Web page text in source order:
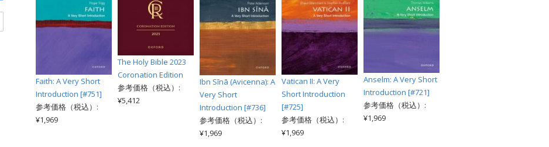
Faith: A Very Short
Introduction [#751]
参考価格（税込）:
¥1,969
The Holy Bible 2023
Coronation Edition
参考価格（税込）:
¥5,412
Ibn Sīnā (Avicenna): A
Very Short
Introduction [#736]
参考価格（税込）:
¥1,969
Vatican II: A Very
Short Introduction
[#725]
参考価格（税込）:
¥1,969
Anselm: A Very Short
Introduction [#721]
参考価格（税込）:
¥1,969